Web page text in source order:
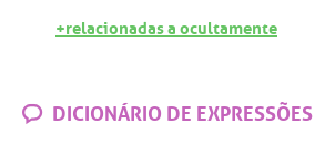
+relacionadas a ocultamente
DICIONÁRIO DE EXPRESSÕES